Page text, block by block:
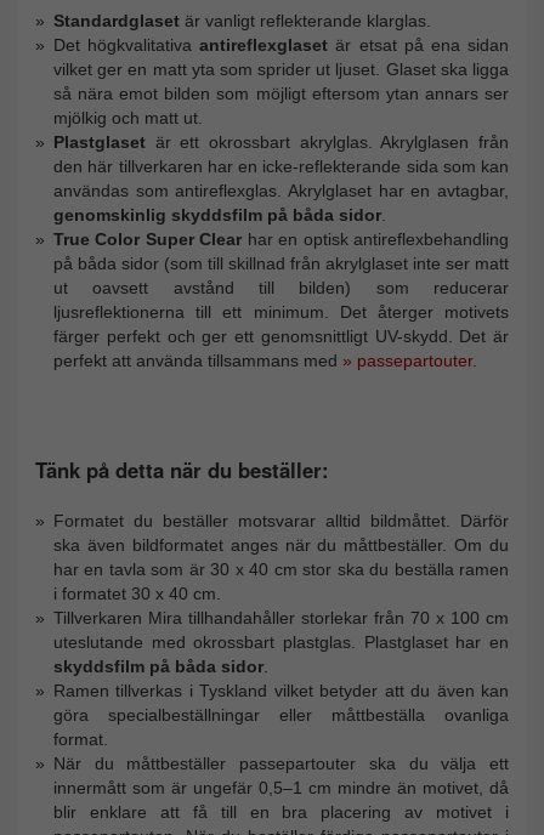
Standardglaset är vanligt reflekterande klarglas.
Det högkvalitativaantireflexglaset är etsat på ena sidan
vilket ger en matt yta som sprider ut ljuset. Glaset ska ligga
så nära emot bilden som möjligt eftersom ytan annars ser
mjölkig och matt ut.
Plastglaset är ett okrossbart akrylglas. Akrylglasen från
den här tillverkaren har en icke-reflekterande sida som kan
användas som antireflexglas. Akrylglaset har en avtagbar,
genomskinlig skyddsfilm på båda sidor.
True Color Super Clear har en optisk antireflexbehandling
på båda sidor (som till skillnad från akrylglaset inte ser matt
ut oavsett avstånd till bilden) som reducerar
ljusreflektionerna till ett minimum. Det återger motivets
färger perfekt och ger ett genomsnittligt UV-skydd. Det är
perfekt att använda tillsammans med » passepartouter.
Tänk på detta när du beställer:
Formatet du beställer motsvarar alltid bildmåttet. Därför
ska även bildformatet anges när du måttbeställer. Om du
har en tavla som är 30 x 40 cm stor ska du beställa ramen
i formatet 30 x 40 cm.
Tillverkaren Mira tillhandahåller storlekar från 70 x 100 cm
uteslutande med okrossbart plastglas. Plastglaset har en
skyddsfilm på båda sidor
Ramen tillverkas i Tyskland vilket betyder att du även kan
göra specialbeställningar eller måttbeställa ovanliga
format.
När du måttbeställer passepartouter ska du välja ett
innermått som är ungefär 0,5–1 cm mindre än motivet, då
blir enklare att få till en bra placering av motivet i